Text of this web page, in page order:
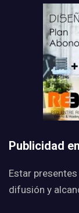
Publicidad
Estar
difusión y